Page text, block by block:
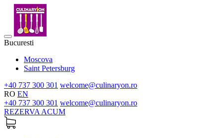
Bucuresti
Moscova
Saint Petersburg
+40 737 300 301 welcome@culinaryon.ro
RO EN
+40 737 300 301 welcome@culinaryon.ro
REZERVA ACUM